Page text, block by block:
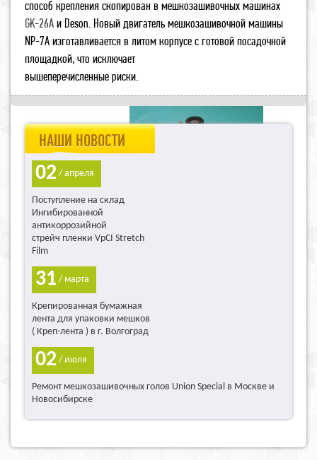
способ крепления скопирован в мешкозашивочных машинах
GK-26Aи Deson. Новый двигатель мешкозашивочной машины
NP-7A изготавливается в литом корпусе с готовой посадочной
площадкой, что исключает
вышеперечисленные риски.
НАШИ НОВОСТИ
02 / апреля
Поступление на склад
Ингибированной
антикоррозийной
стрейч пленки VpCI Stretch
Film
31 / марта
Крепированная бумажная
лента для упаковки мешков
( Креп-лента ) в г. Волгоград
02 / июля
Ремонт мешкозашивочных голов Union Special в Москве и
Новосибирске